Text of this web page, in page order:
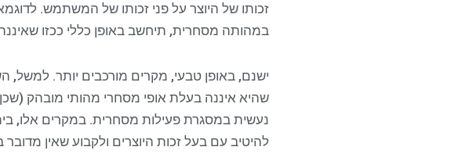
זכותו של היוצר על פני זכותו של המשתמש.
במהותה מסחרית, תיחשב באופן כללי ככזו
ישנם, באופן טבעי, מקרים מורכבים יותר.
שהיא איננה בעלת אופי מסחרי מהותי מובהק
נעשית במסגרת פעילות מסחרית. במקרים אלו,
להיטיב עם בעל זכות היוצרים ולקבוע שאין